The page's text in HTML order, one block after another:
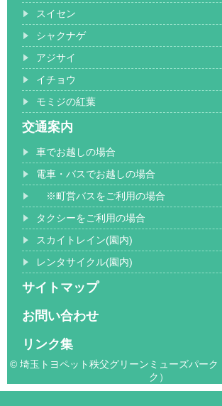
スイセン
シャクナゲ
アジサイ
イチョウ
モミジの紅葉
交通案内
車でお越しの場合
電車・バスでお越しの場合
※町営バスをご利用の場合
タクシーをご利用の場合
スカイトレイン(園内)
レンタサイクル(園内)
サイトマップ
お問い合わせ
リンク集
© 埼玉トヨペット秩父グリーンミューズパーク
ク）